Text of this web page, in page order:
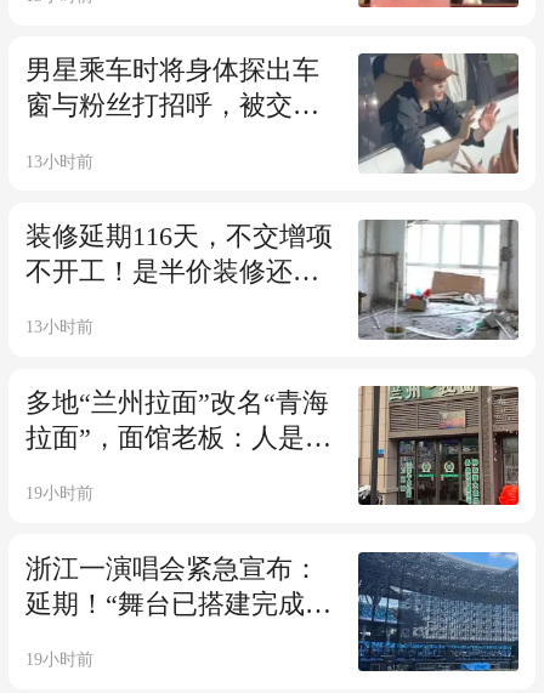
年轻行长
男星乘车时将身体探出车
窗与粉丝打招呼，被交管
回应
13小时前
装修延期116天，不交增项
不开工！是半价装修还是
13小时前
多地“兰州拉面”改名“青海
拉面”，面馆老板：人是青
19小时前
浙江一演唱会紧急宣布：
延期！“舞台已搭建完成，
无法冒险”
19小时前